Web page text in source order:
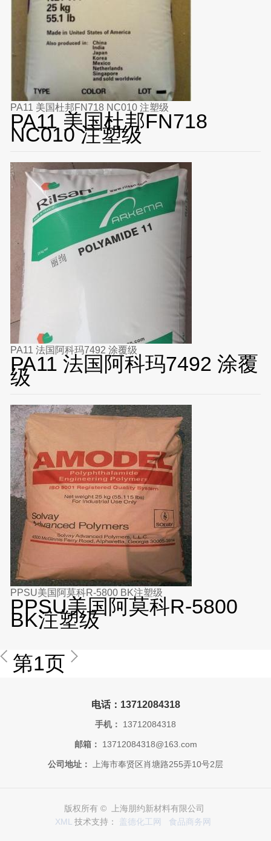
PA11 美国杜邦FN718 NC010 注塑级
PA11 美国杜邦FN718
NC010 注塑级
PA11 法国阿科玛7492 涂覆级
PA11 法国阿科玛7492 涂覆
级
PPSU美国阿莫科R-5800 BK注塑级
PPSU美国阿莫科R-5800
BK注塑级
第1页
电话：13712084318
手机： 13712084318
邮箱： 13712084318@163.com
公司地址： 上海市奉贤区肖塘路255弄10号2层
版权所有 © 上海朋约新材料有限公司
XML
技术支持： 盖德化工网 食品商务网